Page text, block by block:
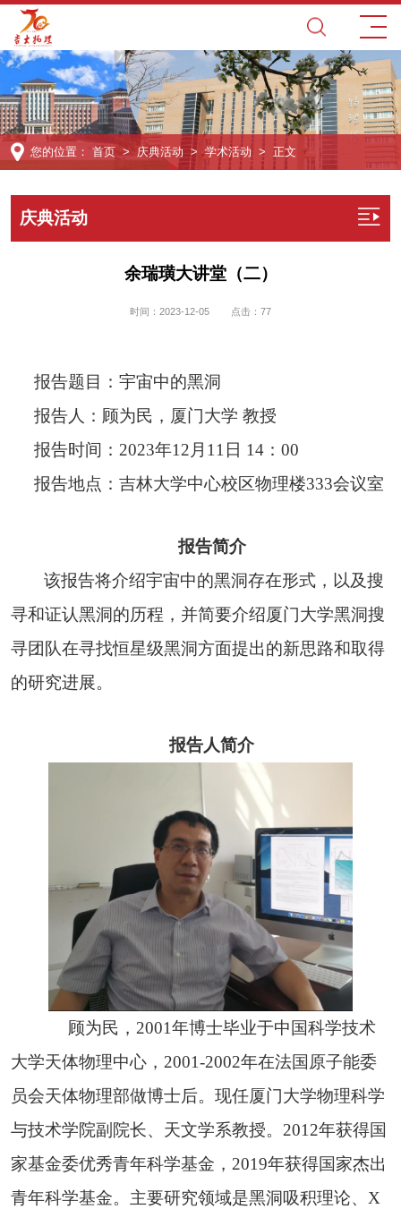
您的位置： 首页 > 庆典活动 >学术活动 > 正文
庆典活动
余瑞璜大讲堂（二）
时间：2023-12-05 点击： 77
报告题目：宇宙中的黑洞
报告人：顾为民，厦门大学 教授
报告时间：2023年12月11日 14：00
报告地点：吉林大学中心校区物理楼333会议室
报告简介
该报告将介绍宇宙中的黑洞存在形式，以及搜
寻和证认黑洞的历程，并简要介绍厦门大学黑洞搜
寻团队在寻找恒星级黑洞方面提出的新思路和取得
的研究进展。
报告人简介
顾为民，2001年博士毕业于中国科学技术
大学天体物理中心，2001-2002年在法国原子能委
员会天体物理部做博士后。现任厦门大学物理科学
与技术学院副院长、天文学系教授。2012年获得国
家基金委优秀青年科学基金，2019年获得国家杰出
青年科学基金。主要研究领域是黑洞吸积理论、X